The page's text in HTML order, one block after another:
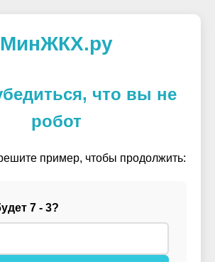
МинЖКХ.ру
что вы не
робот
пример, чтобы продолжить:
7 - 3?